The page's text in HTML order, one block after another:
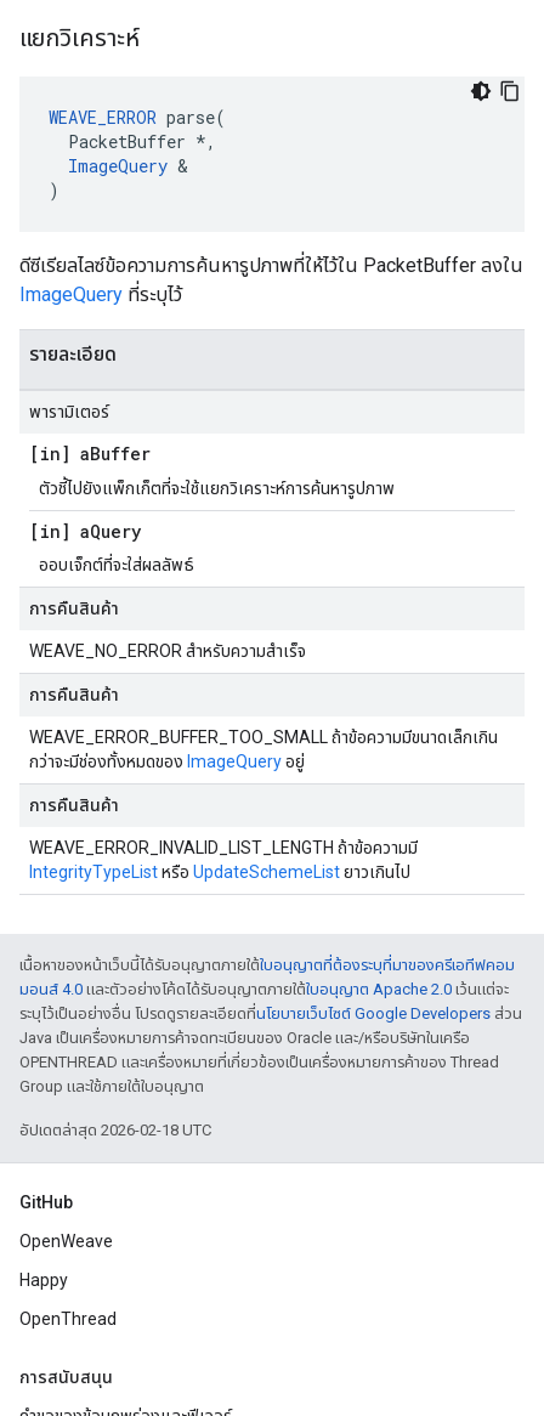
แยกวิเคราะห์
WEAVE_ERROR parse(
  PacketBuffer *,
ImageQuery &
)
ดีซีเรียลไลซ์ข้อความการค้นหารูปภาพที่ให้ไว้ใน PacketBuffer ลงใน
ImageQuery ที่ระบุไว้
รายละเอียด
พารามิเตอร์
[in] aBuffer
ตัวชี้ไปยังแพ็กเก็ตที่จะใช้แยกวิเคราะห์การค้นหารูปภาพ
[in] aQuery
ออบเจ็กต์ที่จะใส่ผลลัพธ์
การคืนสินค้า
WEAVE_NO_ERROR สำหรับความสำเร็จ
การคืนสินค้า
WEAVE_ERROR_BUFFER_TOO_SMALL ถ้าข้อความมีขนาดเล็กเกิน
กว่าจะมีช่องทั้งหมดของ ImageQueryอยู่
การคืนสินค้า
WEAVE_ERROR_INVALID_LIST_LENGTH ถ้าข้อความมี
IntegrityTypeListหรือ UpdateSchemeListยาวเกินไป
เนื้อหาของหน้าเว็บนี้ได้รับอนุญาตภายใต้ใบอนุญาตที่ต้องระบุที่มาของครีเอทีฟคอม
มอนส์ 4.0 และตัวอย่างโค้ดได้รับอนุญาตภายใต้ใบอนุญาต Apache 2.0 เว้นแต่จะ
ระบุไว้เป็นอย่างอื่น โปรดดูรายละเอียดที่นโยบายเว็บไซต์ Google Developers ส่วน
Java เป็นเครื่องหมายการค้าจดทะเบียนของ Oracle และ/หรือบริษัทในเครือ
OPENTHREAD และเครื่องหมายที่เกี่ยวข้องเป็นเครื่องหมายการค้าของ Thread
Group และใช้ภายใต้ใบอนุญาต
อัปเดตล่าสุด 2026-02-18 UTC
GitHub
OpenWeave
Happy
OpenThread
การสนับสนุน